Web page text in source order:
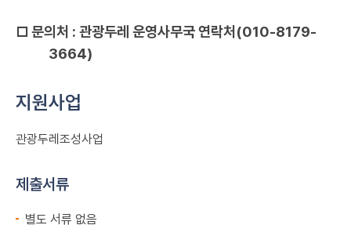
□ 문의처 : 관광두레 운영사무국 연락처 (010-8179-
3664)
지원사업
관광두레조성사업
제출서류
별도 서류 없음